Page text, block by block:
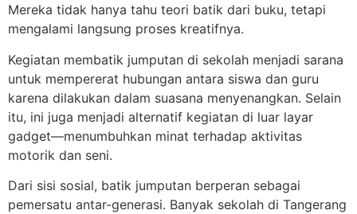
Mereka tidak hanya tahu teori batik dari buku, tetapi
mengalami langsung proses kreatifnya.
Kegiatan membatik jumputan di sekolah menjadi sarana
untuk mempererat hubungan antara siswa dan guru
karena dilakukan dalam suasana menyenangkan. Selain
itu, ini juga menjadi alternatif kegiatan di luar layar
gadget—menumbuhkan minat terhadap aktivitas
motorik dan seni.
Dari sisi sosial, batik jumputan berperan sebagai
pemersatu antar-generasi. Banyak sekolah di Tangerang